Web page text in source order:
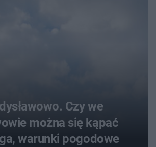
Czy we
można się kąpać
warunki pogodowe